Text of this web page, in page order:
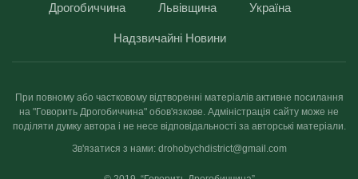
Дрогобиччина Львівщина Україна
Надзвичайні Новини
При повному або частковому відтворенні матеріалів активне посилання
на "Говорить Дрогобиччина" обов'язкове. Адміністрація сайту може не
поділяти думку автора і не несе відповідальності за авторські матеріали.
Зв'язатися з нами: drohobychdistrict@gmail.com